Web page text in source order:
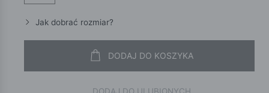
Jak dobrać rozmiar?
DODAJ DO KOSZYKA